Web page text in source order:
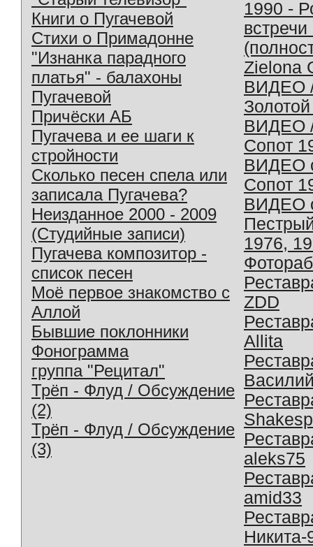
Книги о Пугачевой
Стихи о Примадонне
"Изнанка парадного
платья" - балахоны
Пугачевой
Причёски АБ
Пугачева и ее шаги к
стройности
Сколько песен спела или
записала Пугачева?
Неизданное 2000 - 2009
(Студийные записи)
Пугачева композитор -
список песен
Моё первое знакомство с
Аллой
Бывшие поклонники
Фонограмма
группа "Рецитал"
Трёп - Флуд / Обсуждение
(2)
Трёп - Флуд / Обсуждение
(3)
1990 -
Zielona
ВИДЕО
ВИДЕО
Сопот
ВИДЕО
Сопот
ВИДЕО
1976,
ZDD
Allita
aleks75
amid33
Никита-